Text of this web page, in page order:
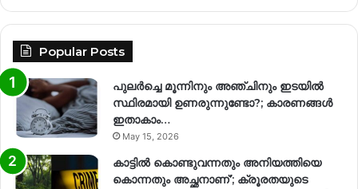
Popular Posts
പുലർച്ചെ മൂന്നിനും അഞ്ചിനും ഇടയിൽ
സ്ഥിരമായി ഉണരുന്നുണ്ടോ?; കാരണങ്ങള്‍
ഇതാകാം…
May 15, 2026
കാട്ടിൽ കൊണ്ടുവന്നതും അനിയത്തിയെ
കൊന്നതും അച്ഛനാണ്’; ക്രൂരതയുടെ